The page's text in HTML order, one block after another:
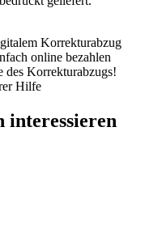
Korrekturabzug
online bezahlen
des Korrekturabzugs!
Hilfe
interessieren